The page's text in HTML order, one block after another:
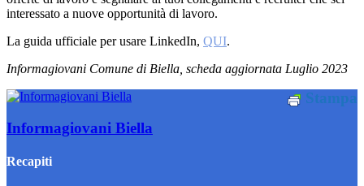
interessato a nuove opportunità di lavoro.
La guida ufficiale per usare LinkedIn, QUI.
Informagiovani Comune di Biella, scheda aggiornata Luglio 2023
Stampa
Informagiovani Biella
Recapiti